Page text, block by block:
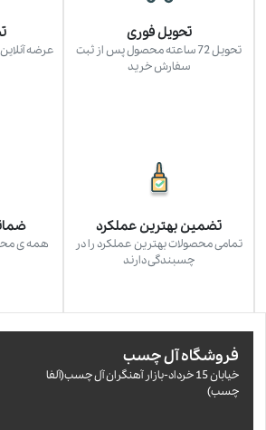
تحویل فوری
تحویل 72 ساعته محصول پس از ثبت
سفارش خرید
عرضه
تضمین بهترین عملکرد
تمامی محصولات بهترین عملکرد را در
چسبندگی دارند
همه ی
فروشگاه آل چسب
خيابان 15 خرداد-بازار آهنگران آل چسب(آلفا
چسب)